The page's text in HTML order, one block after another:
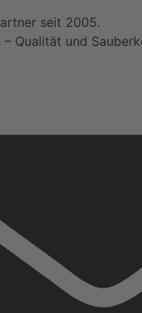
seit 2005.
Qualität und